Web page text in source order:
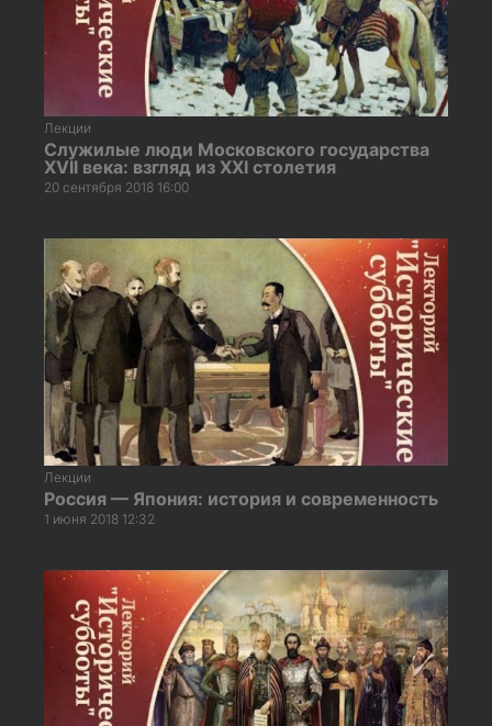
Лекции
Служилые люди Московского государства
XVII века: взгляд из XХI столетия
20 сентября 2018 16:00
Лекции
Россия — Япония: история и современность
1 июня 2018 12:32